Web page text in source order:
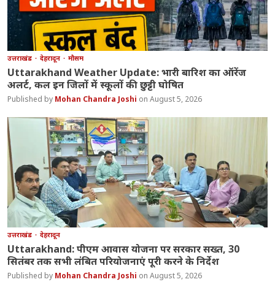
उत्तराखंड देहरादून मौसम
Uttarakhand Weather Update: भारी बारिश का ऑरेंज
अलर्ट, कल इन जिलों में स्कूलों की छुट्टी घोषित
Mohan Chandra Joshi August 5, 2026
उत्तराखंड देहरादून
Uttarakhand: पीएम आवास योजना पर सरकार सख्त, 30
सितंबर तक सभी लंबित परियोजनाएं पूरी करने के निर्देश
Mohan Chandra Joshi August 5, 2026